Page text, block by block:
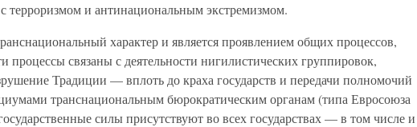
терроризмом и антинациональным экстремизмом.
характер и является проявлением общих процессов,
связаны с деятельности нигилистических группировок,
Традиции — вплоть до краха государств и передачи полномочий
транснациональным бюрократическим органам (типа Евросоюза
силы присутствуют во всех государствах — в том числе и